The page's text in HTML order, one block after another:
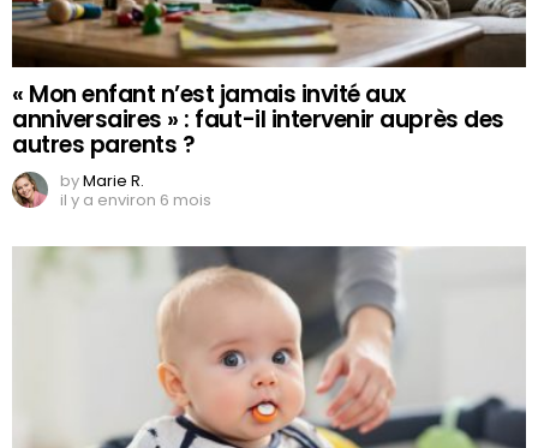
« Mon enfant n’est jamais invité aux
anniversaires » : faut-il intervenir auprès des
autres parents ?
byMarie R.
il y a environ 6 mois